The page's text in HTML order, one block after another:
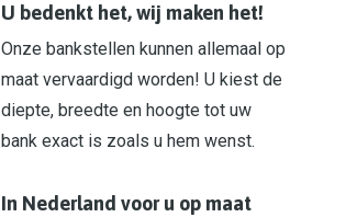
U bedenkt het, wij maken het!
Onze bankstellen kunnen allemaal op
maat vervaardigd worden! U kiest de
diepte, breedte en hoogte tot uw
bank exact is zoals u hem wenst.
In Nederland voor u op maat